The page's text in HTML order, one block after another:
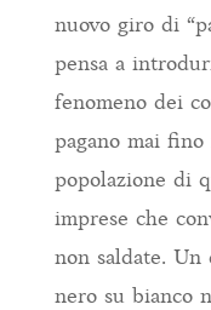
nuovo giro di
pensa a
fenomeno dei
pagano mai
popolazione di
imprese che
non saldate. Un
nero su bianco